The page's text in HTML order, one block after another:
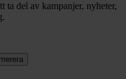
ta del av kampanjer, nyheter,